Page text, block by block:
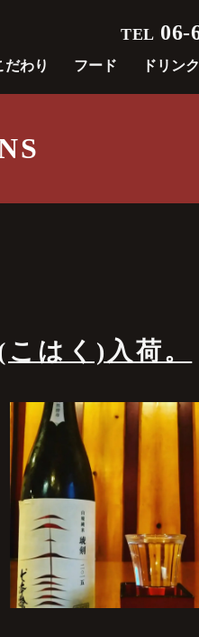
だわり フード ドリンク
TEL 06-
はく)入荷。